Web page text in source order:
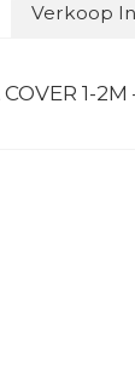
Verkoop
1-